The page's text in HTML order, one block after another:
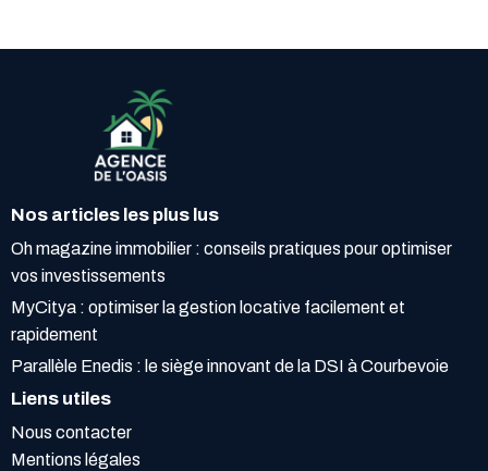
Nos articles les plus lus
Oh magazine immobilier : conseils pratiques pour optimiser
vos investissements
MyCitya : optimiser la gestion locative facilement et
rapidement
Parallèle Enedis : le siège innovant de la DSI à Courbevoie
Liens utiles
Nous contacter
Mentions légales